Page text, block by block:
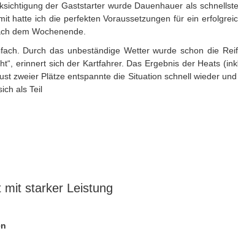
der Gaststarter wurde Dauenhauer als
hatte ich die perfekten Voraussetzungen für ein
dem Wochenende.
Durch das unbeständige Wetter wurde schon die
erinnert sich der Kartfahrer. Das Ergebnis der Heats
zweier Plätze entspannte die Situation schnell wieder
als Teil
mit starker Leistung